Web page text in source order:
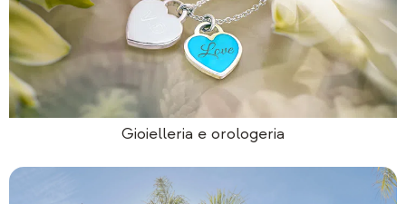
Gioielleria e orologeria